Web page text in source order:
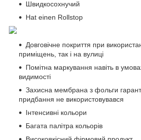
Швидкосохнучий
Hat einen Rollstop
Довговічне покриття при
приміщень, так і на вулиці
Помітна маркування навіть в
видимості
Захисна мембрана з фольги
придбання не використовувався
Інтенсивні кольори
Багата палітра кольорів